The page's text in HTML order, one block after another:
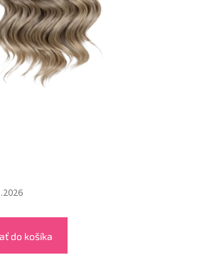
do košíka